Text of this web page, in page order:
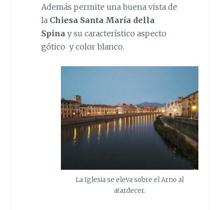
Además permite una buena vista de
la Chiesa Santa María della
Spinay su característico aspecto
gótico y color blanco.
La Iglesia se eleva sobre el Arno al
atardecer.